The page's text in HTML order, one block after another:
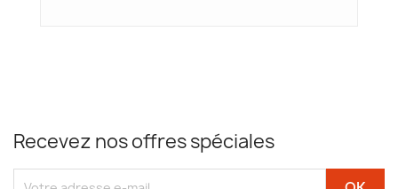
Recevez nos offres spéciales